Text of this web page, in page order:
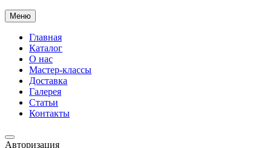
Меню
Главная
Каталог
О нас
Мастер-классы
Доставка
Галерея
Статьи
Контакты
Авторизация